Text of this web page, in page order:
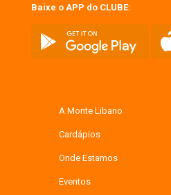
Baixe o APP do CLUBE:
A Monte Libano
Cardápios
Onde Estamos
Eventos